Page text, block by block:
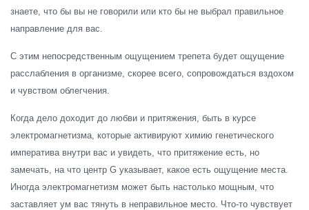
знаете, что бы вы не говорили или кто бы не выбрал правильное
направление для вас.
С этим непосредственным ощущением трепета будет ощущение
расслабления в организме, скорее всего, сопровождаться вздохом
и чувством облегчения.
Когда дело доходит до любви и притяжения, быть в курсе
электромагнетизма, которые активируют химию генетического
императива внутри вас и увидеть, что притяжение есть, но
замечать, на что центр G указывает, какое есть ощущение места.
Иногда электромагнетизм может быть настолько мощным, что
заставляет ум вас тянуть в неправильное место. Что-то чувствует